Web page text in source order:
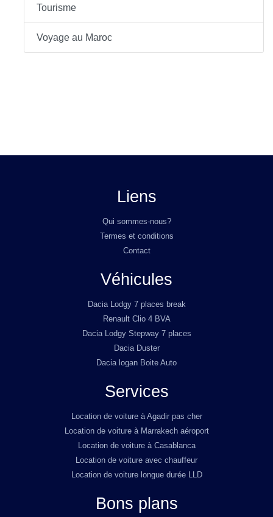
Tourisme
Voyage au Maroc
Liens
Qui sommes-nous?
Termes et conditions
Contact
Véhicules
Dacia Lodgy 7 places break
Renault Clio 4 BVA
Dacia Lodgy Stepway 7 places
Dacia Duster
Dacia logan Boite Auto
Services
Location de voiture à Agadir pas cher
Location de voiture à Marrakech aéroport
Location de voiture à Casablanca
Location de voiture avec chauffeur
Location de voiture longue durée LLD
Bons plans